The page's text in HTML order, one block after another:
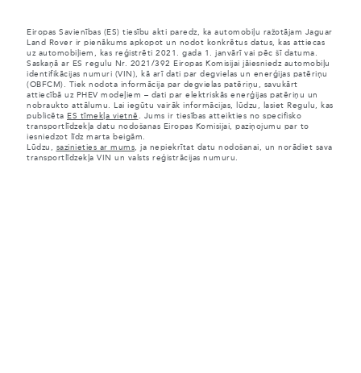
Eiropas Savienības (ES) tiesību akti paredz, ka automobiļu ražotājam Jaguar
Land Rover ir pienākums apkopot un nodot konkrētus datus, kas attiecas
uz automobiļiem, kas reģistrēti 2021. gada 1. janvārī vai pēc šī datuma.
Saskaņā ar ES regulu Nr. 2021/392 Eiropas Komisijai jāiesniedz automobiļu
identifikācijas numuri (VIN), kā arī dati par degvielas un enerģijas patēriņu
(OBFCM). Tiek nodota informācija par degvielas patēriņu, savukārt
attiecībā uz PHEV modeļiem – dati par elektriskās enerģijas patēriņu un
nobraukto attālumu. Lai iegūtu vairāk informācijas, lūdzu, lasiet Regulu, kas
publicēta ES tīmekļa vietnē
. Jums ir tiesības atteikties no specifisko
transportlīdzekļa datu nodošanas Eiropas Komisijai, paziņojumu par to
iesniedzot līdz marta beigām.
Lūdzu, sazinieties ar mums , ja nepiekrītat datu nodošanai, un norādiet sava
transportlīdzekļa VIN un valsts reģistrācijas numuru.